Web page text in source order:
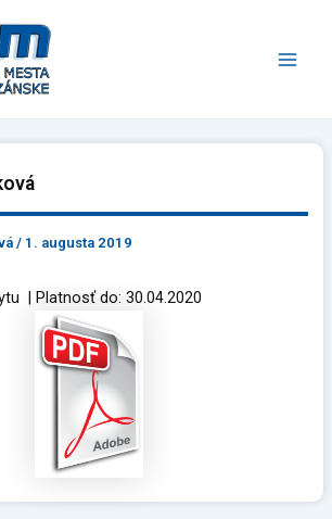
/ 1. augusta 2019
| Platnosť do: 30.04.2020